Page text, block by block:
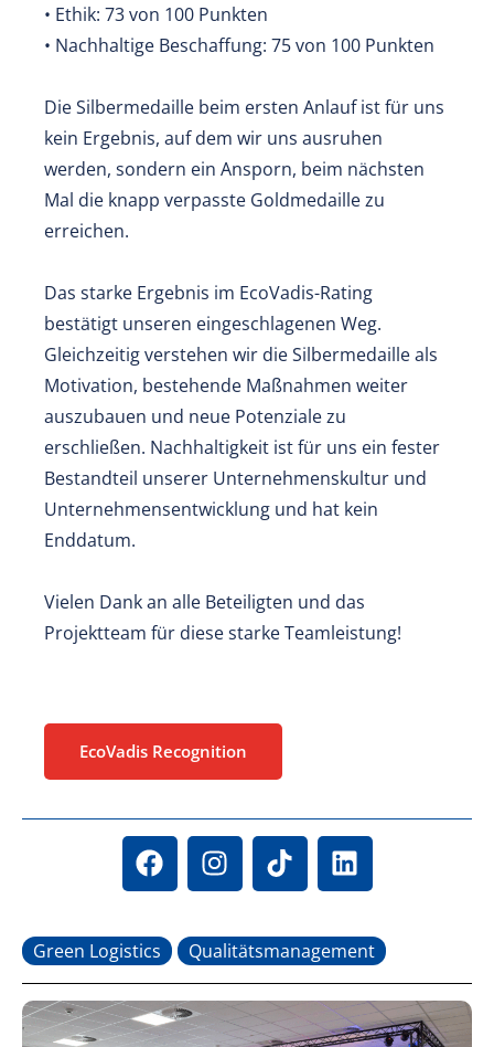
• Ethik: 73 von 100 Punkten
• Nachhaltige Beschaffung: 75 von 100 Punkten
Die Silbermedaille beim ersten Anlauf ist für uns
kein Ergebnis, auf dem wir uns ausruhen
werden, sondern ein Ansporn, beim nächsten
Mal die knapp verpasste Goldmedaille zu
erreichen.
Das starke Ergebnis im EcoVadis-Rating
bestätigt unseren eingeschlagenen Weg.
Gleichzeitig verstehen wir die Silbermedaille als
Motivation, bestehende Maßnahmen weiter
auszubauen und neue Potenziale zu
erschließen. Nachhaltigkeit ist für uns ein fester
Bestandteil unserer Unternehmenskultur und
Unternehmensentwicklung und hat kein
Enddatum.
Vielen Dank an alle Beteiligten und das
Projektteam für diese starke Teamleistung!
EcoVadis Recognition
Green Logistics Qualitätsmanagement